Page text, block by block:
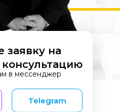
Telegram
в мессенджер
заявку на